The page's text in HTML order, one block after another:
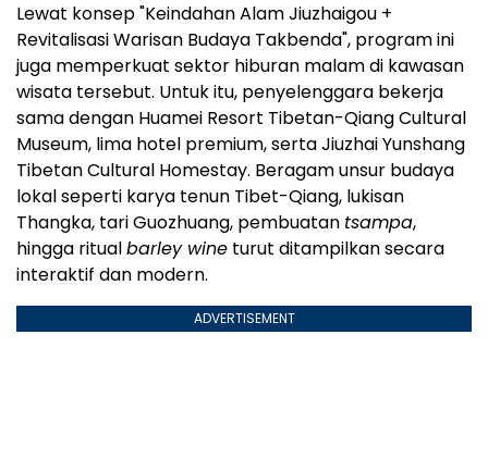
Lewat konsep "Keindahan Alam Jiuzhaigou +
Revitalisasi Warisan Budaya Takbenda", program ini
juga memperkuat sektor hiburan malam di kawasan
wisata tersebut. Untuk itu, penyelenggara bekerja
sama dengan Huamei Resort Tibetan-Qiang Cultural
Museum, lima hotel premium, serta Jiuzhai Yunshang
Tibetan Cultural Homestay. Beragam unsur budaya
lokal seperti karya tenun Tibet-Qiang, lukisan
Thangka, tari Guozhuang, pembuatan tsampa,
hingga ritualbarley wine turut ditampilkan secara
interaktif dan modern.
ADVERTISEMENT